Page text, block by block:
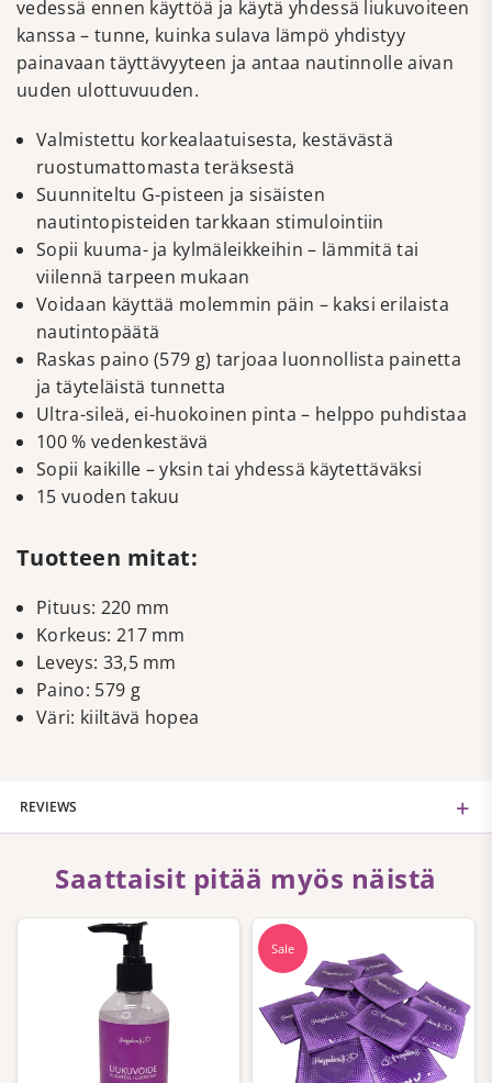
vedessä ennen käyttöä ja käytä yhdessä liukuvoiteen
kanssa – tunne, kuinka sulava lämpö yhdistyy
painavaan täyttävyyteen ja antaa nautinnolle aivan
uuden ulottuvuuden.
Valmistettu korkealaatuisesta, kestävästä
ruostumattomasta teräksestä
Suunniteltu G-pisteen ja sisäisten
nautintopisteiden tarkkaan stimulointiin
Sopii kuuma- ja kylmäleikkeihin – lämmitä tai
viilennä tarpeen mukaan
Voidaan käyttää molemmin päin – kaksi erilaista
nautintopäätä
Raskas paino (579 g) tarjoaa luonnollista painetta
ja täyteläistä tunnetta
Ultra-sileä, ei-huokoinen pinta – helppo puhdistaa
100 % vedenkestävä
Sopii kaikille – yksin tai yhdessä käytettäväksi
15 vuoden takuu
Tuotteen mitat:
Pituus: 220 mm
Korkeus: 217 mm
Leveys: 33,5 mm
Paino: 579 g
Väri: kiiltävä hopea
REVIEWS
Saattaisit pitää myös näistä
Sale